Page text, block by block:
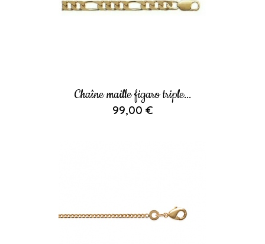
Chaîne maille figaro triple...
99,00 €